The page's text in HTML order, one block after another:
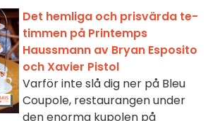
Det hemliga och prisvärda te-
timmen på Printemps
Haussmann av Bryan Esposito
och Xavier Pistol
Varför inte slå dig ner på Bleu
Coupole, restaurangen under
den enorma kupolen på